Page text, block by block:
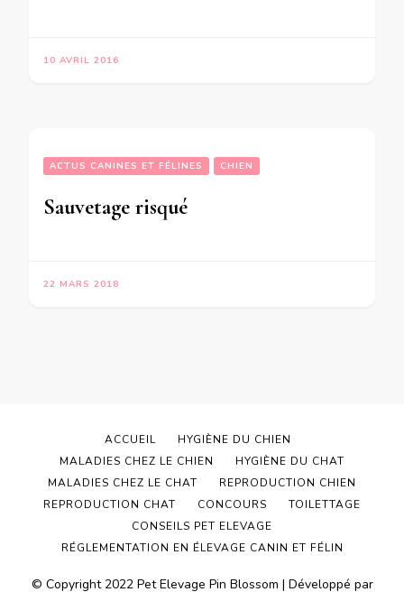
10 AVRIL 2016
ACTUS CANINES ET FÉLINES CHIEN
Sauvetage risqué
22 MARS 2018
© Copyright 2022 Pet Elevage Pin Blossom | Développé par
ACCUEIL
HYGIÈNE DU CHIEN
MALADIES CHEZ LE CHIEN
HYGIÈNE DU CHAT
MALADIES CHEZ LE CHAT
REPRODUCTION CHIEN
REPRODUCTION CHAT
CONCOURS
TOILETTAGE
CONSEILS PET ELEVAGE
RÉGLEMENTATION EN ÉLEVAGE CANIN ET FÉLIN